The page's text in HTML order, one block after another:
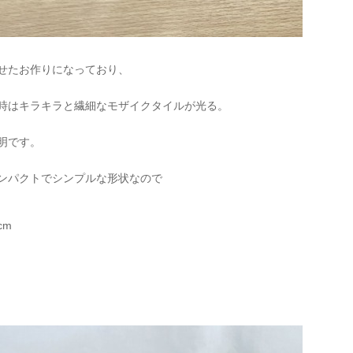
お作りになっており、
キラキラと繊細なモザイクタイルが光る。
す。
パクトでシンプルな形状なので